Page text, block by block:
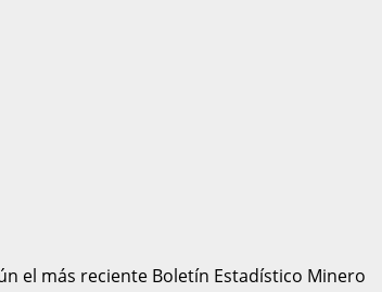
el más reciente Boletín Estadístico Minero